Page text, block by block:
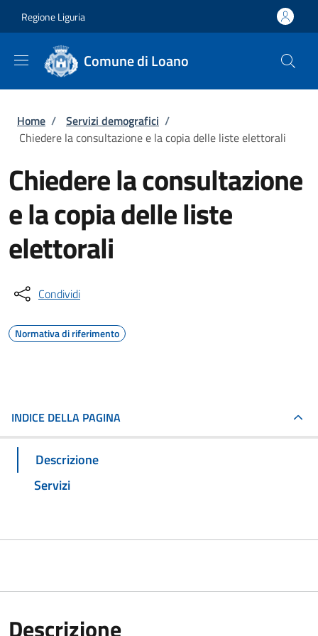
Regione Liguria
Comune di Loano
Briciole di pane
Home / Servizi demografici /
Chiedere la consultazione e la copia delle liste elettorali
Chiedere la consultazione
e la copia delle liste
elettorali
Condividi
Normativa di riferimento
INDICE DELLA PAGINA
Descrizione
Servizi
Descrizione